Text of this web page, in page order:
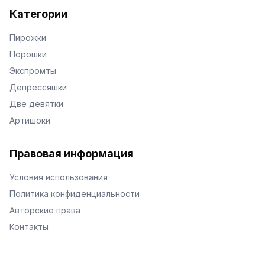
Категории
Пирожки
Порошки
Экспромты
Депрессяшки
Две девятки
Артишоки
Правовая информация
Условия использования
Политика конфиденциальности
Авторские права
Контакты